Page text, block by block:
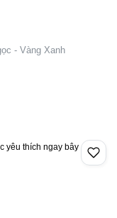
- Vàng Xanh
yêu thích ngay bây